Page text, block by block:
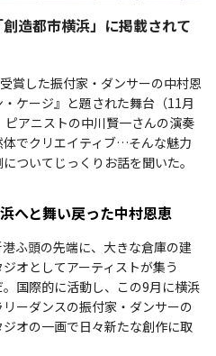
造都市横浜」に掲載されて
賞した振付家・ダンサーの中村恩
ケージ』と題された舞台（11月
アニストの中川賢一さんの演奏
でクリエイティブ…そんな魅力
ついてじっくりお話を聞いた。
へと舞い戻った中村恩恵
ふ頭の先端に、大きな倉庫の建
オとしてアーティストが集う
。国際的に活動し、この9月に横浜
ーダンスの振付家・ダンサーの
オの一画で日々新たな創作に取